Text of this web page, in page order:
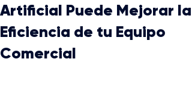
Artificial Puede Mejorar la
Eficiencia de tu Equipo
Comercial